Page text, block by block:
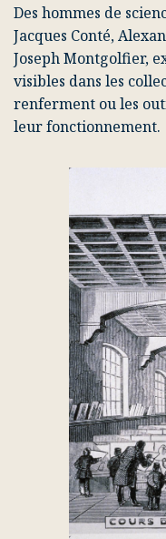
Des hommes de
Jacques Conté,
Joseph Montgolfier,
visibles dans les
renferment ou les
leur fonctionnement.